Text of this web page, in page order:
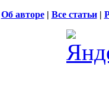
Об авторе| Все статьи|